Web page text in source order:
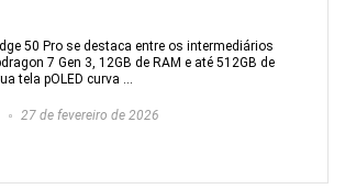
50 Pro se destaca entre os intermediários
7 Gen 3, 12GB de RAM e até 512GB de
tela pOLED curva ...
27 de fevereiro de 2026